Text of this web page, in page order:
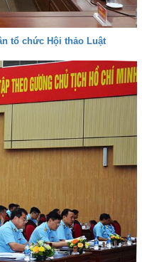
tổ chức Hội thảo Luật